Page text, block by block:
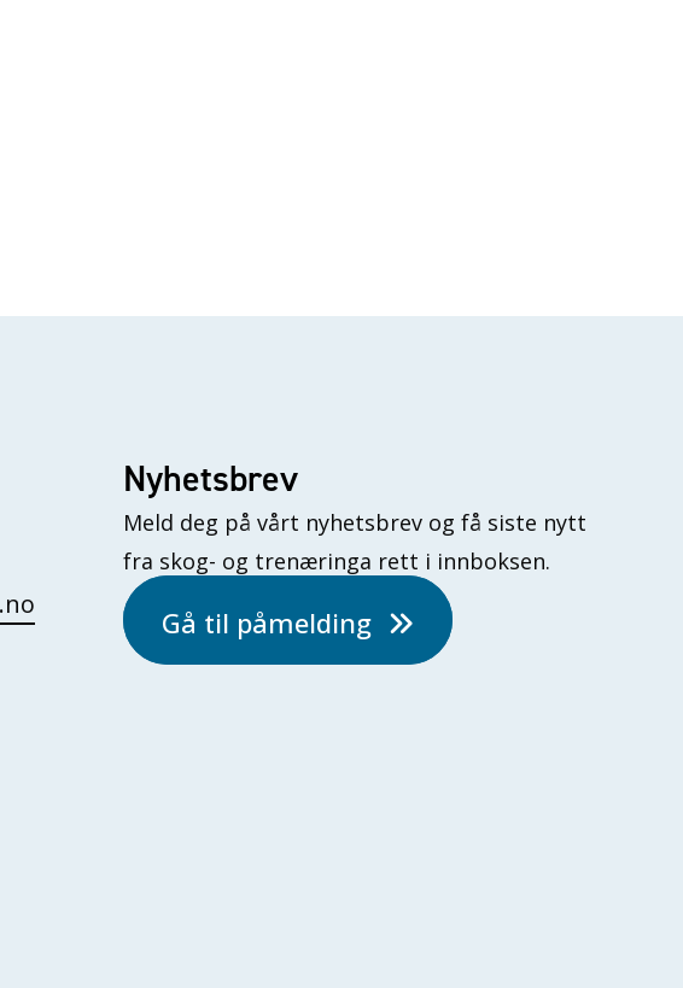
Nyhetsbrev
Meld deg på vårt nyhetsbrev og få siste nytt
fra skog- og trenæringa rett i innboksen.
Gå til påmelding